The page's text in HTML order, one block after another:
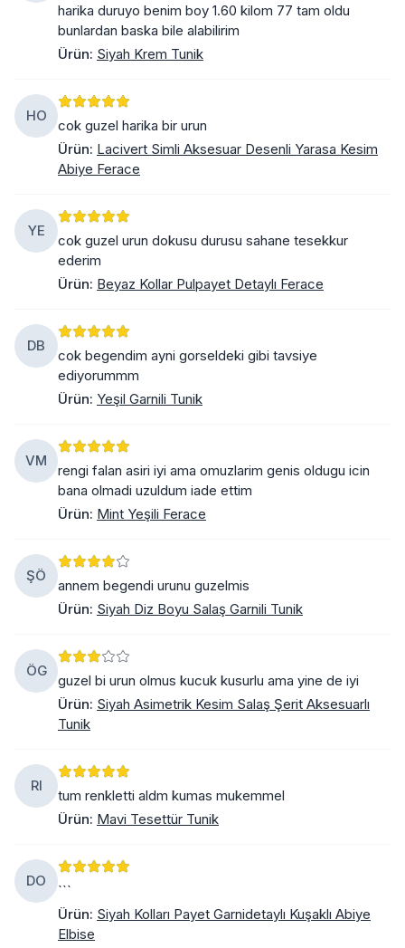
harika duruyo benim boy 1.60 kilom 77 tam oldu
bunlardan baska bile alabilirim
Ürün: Siyah Krem Tunik
HO
cok guzel harika bir urun
Ürün: Lacivert Simli Aksesuar Desenli Yarasa Kesim
Abiye Ferace
YE
cok guzel urun dokusu durusu sahane tesekkur
ederim
Ürün: Beyaz Kollar Pulpayet Detaylı Ferace
DB
cok begendim ayni gorseldeki gibi tavsiye
ediyorummm
Ürün: Yeşil Garnili Tunik
VM
rengi falan asiri iyi ama omuzlarim genis oldugu icin
bana olmadi uzuldum iade ettim
Ürün: Mint Yeşili Ferace
ŞÖ
annem begendi urunu guzelmis
Ürün: Siyah Diz Boyu Salaş Garnili Tunik
ÖG
guzel bi urun olmus kucuk kusurlu ama yine de iyi
Ürün: Siyah Asimetrik Kesim Salaş Şerit Aksesuarlı
Tunik
RI
tum renkletti aldm kumas mukemmel
Ürün: Mavi Tesettür Tunik
DO
```
Ürün: Siyah Kolları Payet Garnidetaylı Kuşaklı Abiye
Elbise